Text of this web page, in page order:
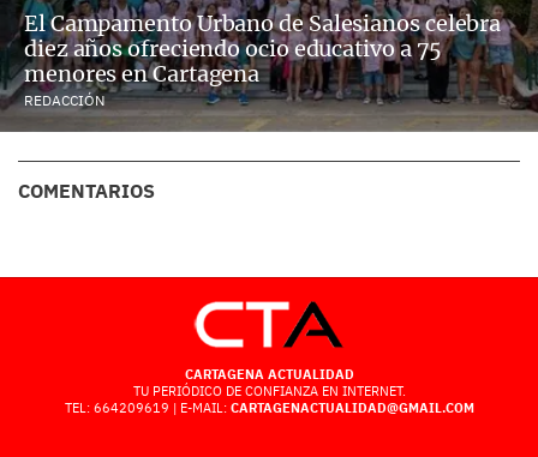
El Campamento Urbano de Salesianos celebra
diez años ofreciendo ocio educativo a 75
menores en Cartagena
REDACCIÓN
COMENTARIOS
CARTAGENA ACTUALIDAD
TU PERIÓDICO DE CONFIANZA EN INTERNET.
TEL: 664209619 | E-MAIL: CARTAGENACTUALIDAD@GMAIL.COM